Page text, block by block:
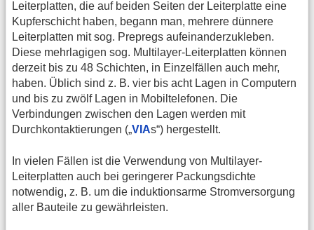
Leiterplatten, die auf beiden Seiten der Leiterplatte eine
Kupferschicht haben, begann man, mehrere dünnere
Leiterplatten mit sog. Prepregs aufeinanderzukleben.
Diese mehrlagigen sog. Multilayer-Leiterplatten können
derzeit bis zu 48 Schichten, in Einzelfällen auch mehr,
haben. Üblich sind z. B. vier bis acht Lagen in Computern
und bis zu zwölf Lagen in Mobiltelefonen. Die
Verbindungen zwischen den Lagen werden mit
Durchkontaktierungen („VIAs“) hergestellt.
In vielen Fällen ist die Verwendung von Multilayer-
Leiterplatten auch bei geringerer Packungsdichte
notwendig, z. B. um die induktionsarme Stromversorgung
aller Bauteile zu gewährleisten.